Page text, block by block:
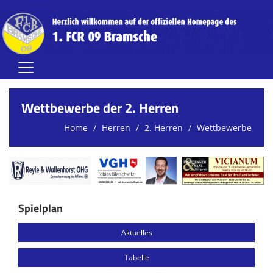
Home
Herren
Jugend (A-C)
Vereinsnews
Verein
Wettbewerbe der 2. Herren
Home Herren 2. Herren Wettbewerbe
Spielplan
Aktuelles
Tabelle